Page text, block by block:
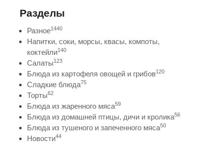
Разделы
Разное1440
Напитки, соки, морсы, квасы, компоты,
коктейли140
Салаты123
Блюда из картофеля овощей и грибов120
Сладкие блюда75
Торты62
Блюда из жаренного мяса59
Блюда из домашней птицы, дичи и кролика56
Блюда из тушеного и запеченного мяса50
Новости44